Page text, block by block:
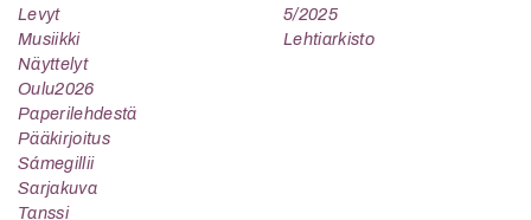
Levyt
Musiikki
Näyttelyt
Oulu2026
Paperilehdestä
Pääkirjoitus
Sámegillii
Sarjakuva
Tanssi
5/2025
Lehtiarkisto